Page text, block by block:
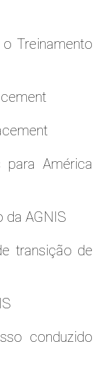
Treinamento
América
da AGNIS
transição de
conduzido